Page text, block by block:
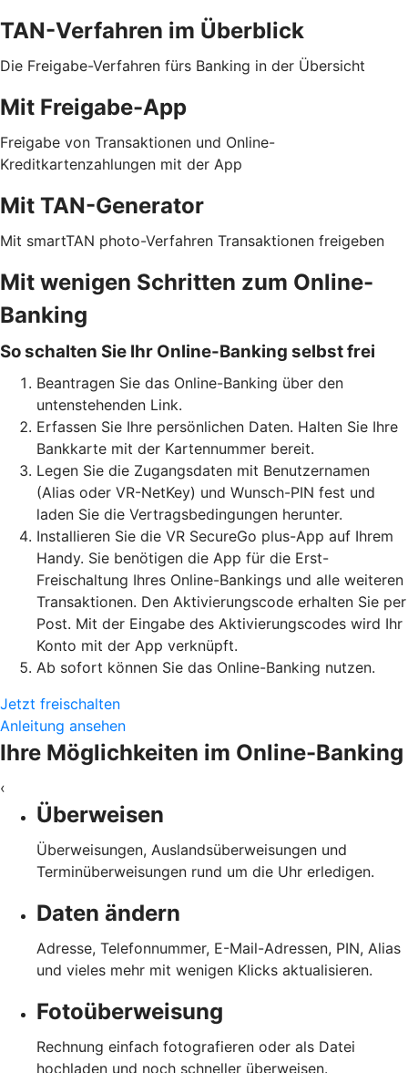
TAN-Verfahren im Überblick
Die Freigabe-Verfahren fürs Banking in der Übersicht
Mit Freigabe-App
Freigabe von Transaktionen und Online-
Kreditkartenzahlungen mit der App
Mit TAN-Generator
Mit smartTAN photo-Verfahren Transaktionen freigeben
Mit wenigen Schritten zum Online-
Banking
So schalten Sie Ihr Online-Banking selbst frei
Beantragen Sie das Online-Banking über den
untenstehenden Link.
Erfassen Sie Ihre persönlichen Daten. Halten Sie Ihre
Bankkarte mit der Kartennummer bereit.
Legen Sie die Zugangsdaten mit Benutzernamen
(Alias oder VR-NetKey) und Wunsch-PIN fest und
laden Sie die Vertragsbedingungen herunter.
Installieren Sie die VR SecureGo plus-App auf Ihrem
Handy. Sie benötigen die App für die Erst-
Freischaltung Ihres Online-Bankings und alle weiteren
Transaktionen. Den Aktivierungscode erhalten Sie per
Post. Mit der Eingabe des Aktivierungscodes wird Ihr
Konto mit der App verknüpft.
Ab sofort können Sie das Online-Banking nutzen.
Jetzt freischalten
Anleitung ansehen
Ihre Möglichkeiten im Online-Banking
‹
Überweisen
Überweisungen, Auslandsüberweisungen und
Terminüberweisungen rund um die Uhr erledigen.
Daten ändern
Adresse, Telefonnummer, E-Mail-Adressen, PIN, Alias
und vieles mehr mit wenigen Klicks aktualisieren.
Fotoüberweisung
Rechnung einfach fotografieren oder als Datei
hochladen und noch schneller überweisen.